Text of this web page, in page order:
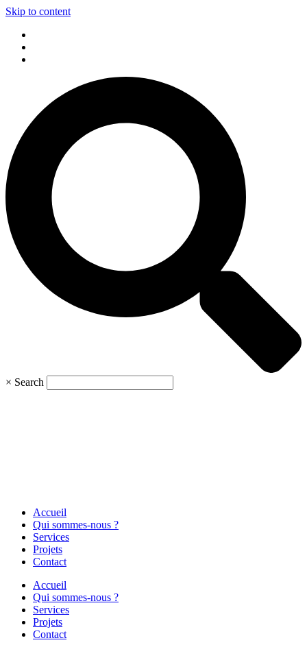
Skip to content
× Search
Accueil
Qui sommes-nous ?
Services
Projets
Contact
Accueil
Qui sommes-nous ?
Services
Projets
Contact